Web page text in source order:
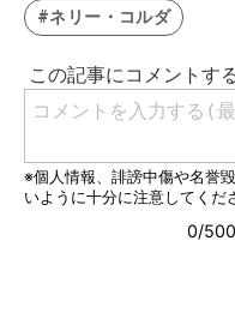
#ネリー・コルダ